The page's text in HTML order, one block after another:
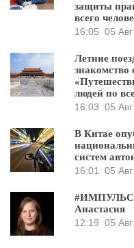
защиты
всего
16:05 05
Летние
знакомство
людей по
16:03 05
В Китае
систем
16:01
05
Анастасия
12:19 05